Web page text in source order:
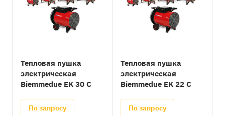
Тепловая пушка
электрическая
Biemmedue EK 30 C
По запросу
Тепловая пушка
электрическая
Biemmedue EK 22 C
По запросу